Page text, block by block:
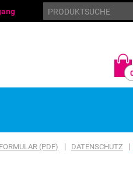
(PDF) | DATENSCHUTZ |